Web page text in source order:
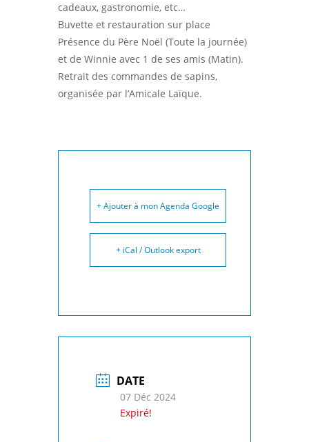
cadeaux, gastronomie, etc…
Buvette et restauration sur place
Présence du Père Noël (Toute la journée)
et de Winnie avec 1 de ses amis (Matin).
Retrait des commandes de sapins,
organisée par l’Amicale Laïque.
+ Ajouter à mon Agenda Google
+ iCal / Outlook export
DATE
07 Déc 2024
Expiré!